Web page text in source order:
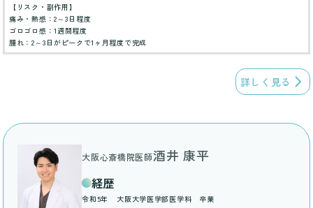
【リスク・副作用】
痛み・熱感：2～3日程度
ゴロゴロ感：1週間程度
腫れ：2～3日がピークで1ヶ月程度で完成
詳しく見る
大阪心斎橋院医師酒井 康平
経歴
令和5年
大阪大学医学部医学科 卒業